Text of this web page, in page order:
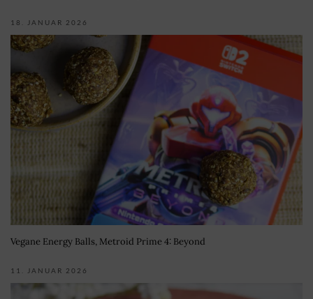
18. JANUAR 2026
Vegane Energy Balls, Metroid Prime 4: Beyond
11. JANUAR 2026